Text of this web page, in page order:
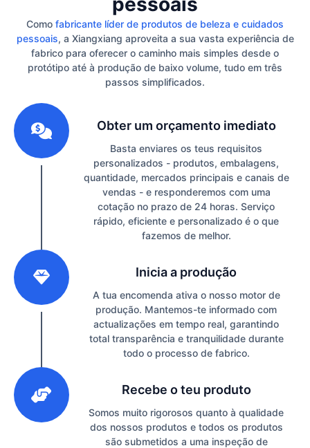
Como fabricante líder de produtos de beleza e cuidados
pessoais, a Xiangxiang aproveita a sua vasta experiência de
fabrico para oferecer o caminho mais simples desde o
protótipo até à produção de baixo volume, tudo em três
passos simplificados.
Obter um orçamento imediato
Basta enviares os teus requisitos
personalizados - produtos, embalagens,
quantidade, mercados principais e canais de
vendas - e responderemos com uma
cotação no prazo de 24 horas. Serviço
rápido, eficiente e personalizado é o que
fazemos de melhor.
Inicia a produção
A tua encomenda ativa o nosso motor de
produção. Mantemos-te informado com
actualizações em tempo real, garantindo
total transparência e tranquilidade durante
todo o processo de fabrico.
Recebe o teu produto
Somos muito rigorosos quanto à qualidade
dos nossos produtos e todos os produtos
são submetidos a uma inspeção de